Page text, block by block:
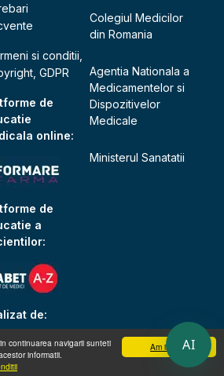
Am inteles
continuarea navigarii sunteti
informatii.
si conditii,
GDPR
de
online:
de
a
de:
Colegiul Medicilor
din Romania
Agentia Nationala a
Medicamentelor si
Dispozitivelor
Medicale
Ministerul Sanatatii
AI